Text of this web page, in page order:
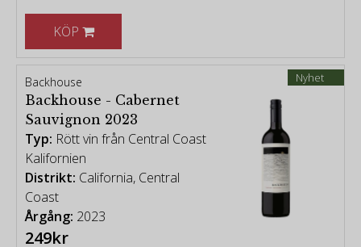
KÖP
Nyhet
Backhouse
Backhouse - Cabernet
Sauvignon 2023
Typ: Rött vin från Central Coast
Kalifornien
Distrikt: California, Central
Coast
Årgång: 2023
249kr